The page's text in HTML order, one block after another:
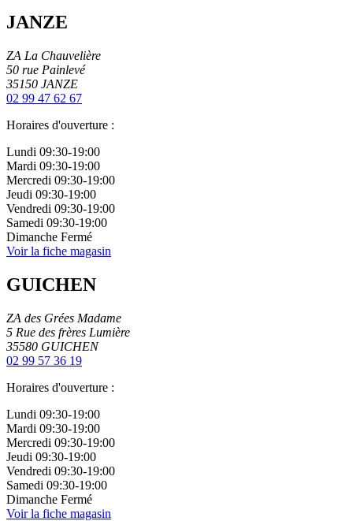
JANZE
ZA La Chauvelière
50 rue Painlevé
35150 JANZE
02 99 47 62 67
Horaires d'ouverture :
Lundi 09:30-19:00
Mardi 09:30-19:00
Mercredi 09:30-19:00
Jeudi 09:30-19:00
Vendredi 09:30-19:00
Samedi 09:30-19:00
Dimanche Fermé
Voir la fiche magasin
GUICHEN
ZA des Grées Madame
5 Rue des frères Lumière
35580 GUICHEN
02 99 57 36 19
Horaires d'ouverture :
Lundi 09:30-19:00
Mardi 09:30-19:00
Mercredi 09:30-19:00
Jeudi 09:30-19:00
Vendredi 09:30-19:00
Samedi 09:30-19:00
Dimanche Fermé
Voir la fiche magasin